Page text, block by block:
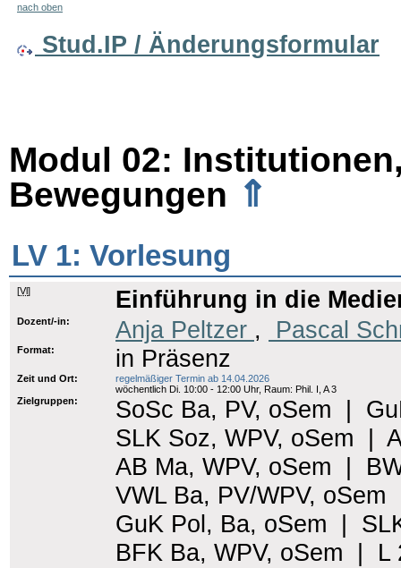
nach oben
Stud.IP / Änderungsformular
Modul 02:
Bewegungen ⇑
LV 1: Vorlesung
[Vl] Einführung in die
Dozent/-in: Anja Peltzer , Pascal
Format: in Präsenz
Zeit und Ort:
regelmäßiger Termin ab 14.04.2026
wöchentlich Di. 10:00 - 12:00 Uhr, Raum: Phil. I, A 3
Zielgruppen:
SoSc Ba, PV, oSem |
SLK Soz, WPV, oSem |
AB Ma, WPV, oSem |
VWL Ba, PV/WPV, oSem
GuK Pol, Ba, oSem |
BFK Ba, WPV, oSem | L